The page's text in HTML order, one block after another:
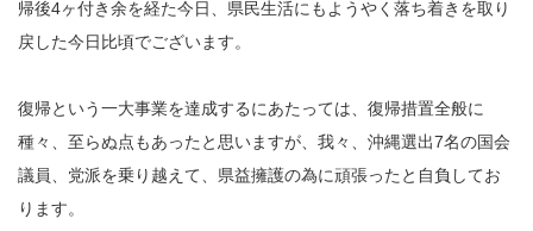
帰後4ヶ付き余を経た今日、県民生活にもようやく落ち着きを取り
戻した今日比頃でございます。
復帰という一大事業を達成するにあたっては、復帰措置全般に
種々、至らぬ点もあったと思いますが、我々、沖縄選出7名の国会
議員、党派を乗り越えて、県益擁護の為に頑張ったと自負してお
ります。